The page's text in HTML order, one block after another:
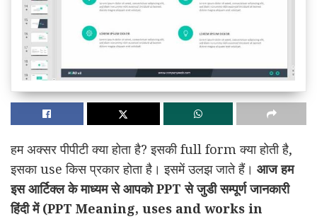
हम अक्सर पीपीटी क्या होता है? इसकी full form क्या होती है,
इसका use किस प्रकार होता है। इसमें उलझ जाते हैं। आज हम
इस आर्टिक्ल के माध्यम से आपको PPT से जुडी सम्पूर्ण जानकारी
हिंदी में (PPT Meaning, uses and works in